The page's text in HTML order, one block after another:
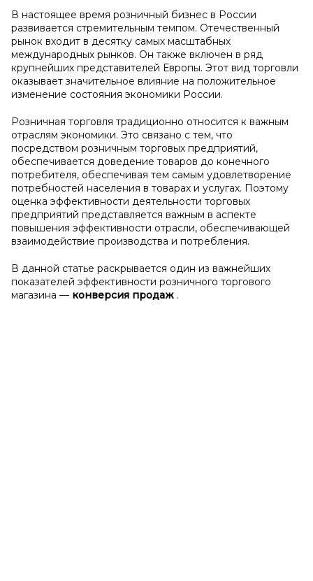
В настоящее время розничный бизнес в России
развивается стремительным темпом. Отечественный
рынок входит в десятку самых масштабных
международных рынков. Он также включен в ряд
крупнейших представителей Европы. Этот вид торговли
оказывает значительное влияние на положительное
изменение состояния экономики России.
Розничная торговля традиционно относится к важным
отраслям экономики. Это связано с тем, что
посредством розничным торговых предприятий,
обеспечивается доведение товаров до конечного
потребителя, обеспечивая тем самым удовлетворение
потребностей населения в товарах и услугах. Поэтому
оценка эффективности деятельности торговых
предприятий представляется важным в аспекте
повышения эффективности отрасли, обеспечивающей
взаимодействие производства и потребления.
В данной статье раскрывается один из важнейших
показателей эффективности розничного торгового
магазина — конверсия продаж .